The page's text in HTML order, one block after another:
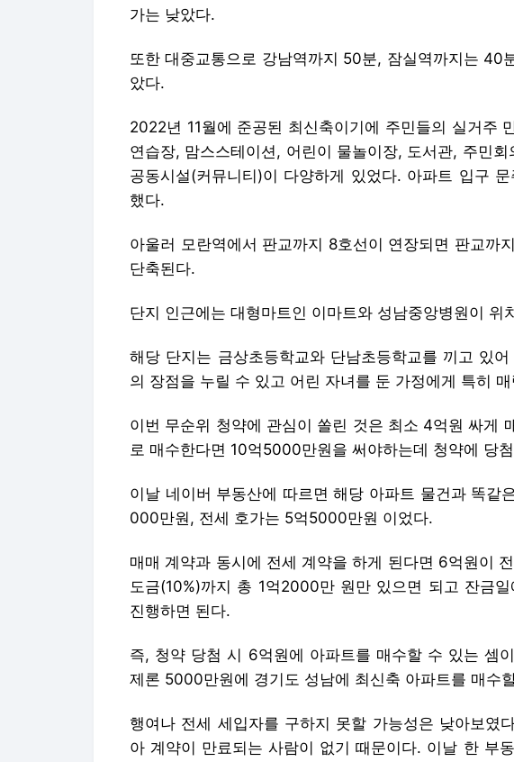
가는 낮았다.
또한 대중교통으로 강남역까지 50분, 잠실역까지는 40
았다.
2022년 11월에 준공된 최신축이기에 주민들의 실거주
연습장, 맘스스테이션, 어린이 물놀이장, 도서관, 주민
공동시설(커뮤니티)이 다양하게 있었다. 아파트 입구
했다.
아울러 모란역에서 판교까지 8호선이 연장되면 판교까
단축된다.
단지 인근에는 대형마트인 이마트와 성남중앙병원이 위
해당 단지는 금상초등학교와 단남초등학교를 끼고 있어
의 장점을 누릴 수 있고 어린 자녀를 둔 가정에게 특히
이번 무순위 청약에 관심이 쏠린 것은 최소 4억원 싸게
로 매수한다면 10억5000만원을 써야하는데 청약에 당
이날 네이버 부동산에 따르면 해당 아파트 물건과 똑같
000만원, 전세 호가는 5억5000만원 이었다.
매매 계약과 동시에 전세 계약을 하게 된다면 6억원이
도금(10%)까지 총 1억2000만 원만 있으면 되고 잔금
진행하면 된다.
즉, 청약 당첨 시 6억원에 아파트를 매수할 수 있는 셈
제론 5000만원에 경기도 성남에 최신축 아파트를 매수
행여나 전세 세입자를 구하지 못할 가능성은 낮아보였
아 계약이 만료되는 사람이 없기 때문이다. 이날 한 부